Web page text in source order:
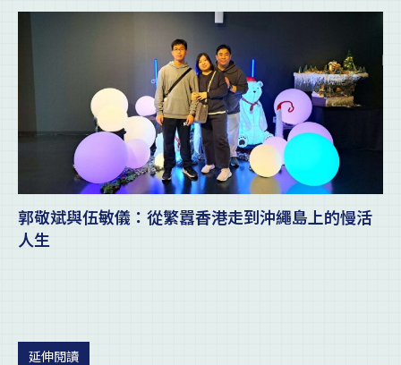
郭敬斌與伍敏儀：從繁囂香港走到沖繩島上的慢活
人生
延伸閱讀